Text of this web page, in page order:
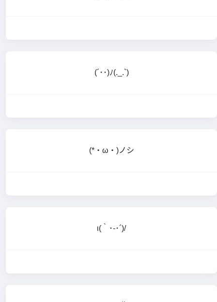
(´･･)ﾉ(._.`)
(*・ω・)ノシ
ι(｀･-･´)/